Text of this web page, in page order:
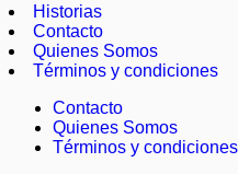
Historias
Contacto
Quienes Somos
Términos y condiciones
Contacto
Quienes Somos
Términos y condiciones